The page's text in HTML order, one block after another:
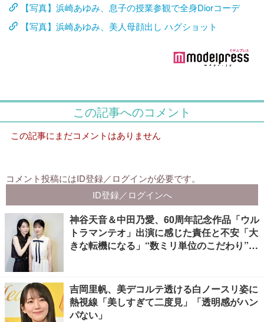
【写真】浜崎あゆみ、息子の授業参観で全身Diorコーデ
【写真】浜崎あゆみ、美人母顔出し ハグショット
神谷天音＆中田乃愛、60周年記念作品「ウル
トラマンテオ」出演に感じた責任と不安「大
きな転機になる」“数ミリ単位のこだわり”特
吉岡里帆、美デコルテ透ける白ノースリ姿に
熱視線「美しすぎて二度見」「透明感がハン
パない」